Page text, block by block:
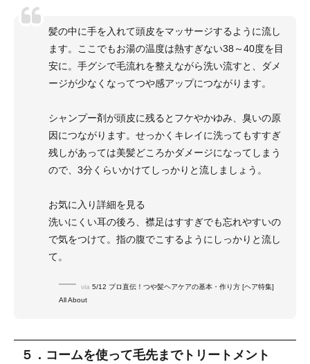
髪の中に手を入れて頭皮をマッサージするように流し
ます。ここでもお湯の温度は熱すぎない38～40度を目
安に。手グシで毛流れを整えながら洗い流すと、ダメ
ージが少なくなってつや感アップにつながります。
シャンプー剤が頭皮に残るとフケやかゆみ、臭いの原
因につながります。せっかくキレイに洗ってもすすぎ
残しがあっては美髪どころかダメージになってしまう
ので、3分くらいかけてしっかりと流しましょう。
お気に入り詳細を見る
洗いにくい耳の後ろ、襟足はすすぎでも忘れやすいの
で気をつけて。指の腹でこするようにしっかりと流し
て。
via 5/12 プロ直伝！つや髪ヘアケアの基本・作り方 [ヘア特集]
All About
５．コームを使って毛先までトリートメント